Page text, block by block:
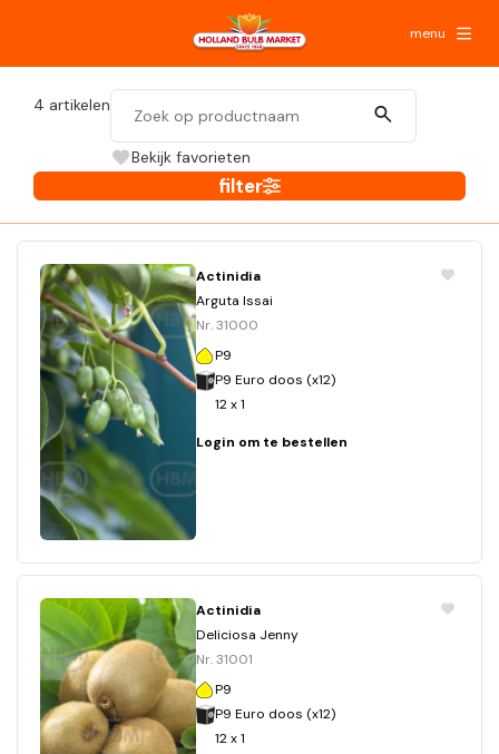
menu
4 artikelen
Bekijk favorieten
filter
Actinidia
Arguta Issai
Nr. 31000
P9
P9 Euro doos (x12)
12 x 1
Login om te bestellen
Actinidia
Deliciosa Jenny
Nr. 31001
P9
P9 Euro doos (x12)
12 x 1